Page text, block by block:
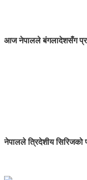
आज नेपालले बंगलादेशसँग
नेपालले त्रिदेशीय